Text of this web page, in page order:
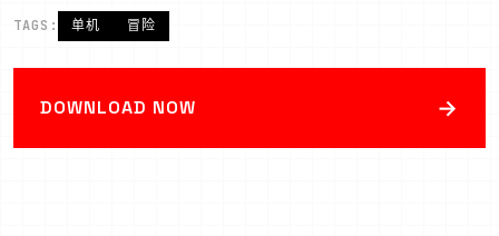
TAGS: 单机 冒险
DOWNLOAD NOW →